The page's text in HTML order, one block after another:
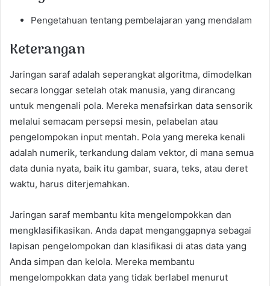
Pengetahuan tentang pembelajaran yang mendalam
Keterangan
Jaringan saraf adalah seperangkat algoritma, dimodelkan
secara longgar setelah otak manusia, yang dirancang
untuk mengenali pola. Mereka menafsirkan data sensorik
melalui semacam persepsi mesin, pelabelan atau
pengelompokan input mentah. Pola yang mereka kenali
adalah numerik, terkandung dalam vektor, di mana semua
data dunia nyata, baik itu gambar, suara, teks, atau deret
waktu, harus diterjemahkan.
Jaringan saraf membantu kita mengelompokkan dan
mengklasifikasikan. Anda dapat menganggapnya sebagai
lapisan pengelompokan dan klasifikasi di atas data yang
Anda simpan dan kelola. Mereka membantu
mengelompokkan data yang tidak berlabel menurut